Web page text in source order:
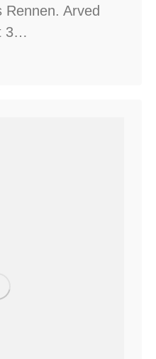
Rennen. Arved
3…